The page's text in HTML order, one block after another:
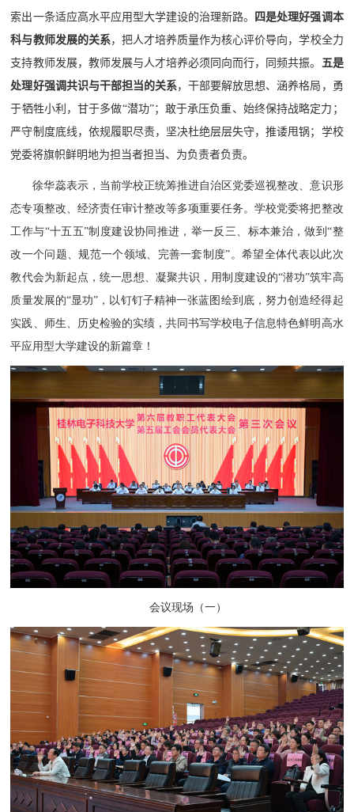
索出一条适应高水平应用型大学建设的治理新路。
四是处理好强调本
科与教师发展的关系，把人才培养质量作为核心评价导向，学校全力
支持教师发展， 教师发展与人才培养必须同向而行，同频共振。 五是
处理好强调共识与干部担当的关系，干部要解放思想、涵养格局，勇
于牺牲小利，甘于多做“潜功”；敢于承压负重、始终保持战略定力；
严守制度底线，依规履职尽责，坚决杜绝层层失守，推诿甩锅；学校
党委将旗帜鲜明地为担当者担当、为负责者负责。
徐华蕊表示，当前学校正统筹推进自治区党委巡视整改、意识形
态专项整改、经济责任审计整改等多项重要任务。学校党委将把整改
工作与“十五五”制度建设协同推进，举一反三、标本兼治，做到“整
改一个问题、规范一个领域、完善一套制度”。希望全体代表以此次
教代会为新起点，统一思想、凝聚共识，用制度建设的“潜功”筑牢高
质量发展的“显功”，以钉钉子精神一张蓝图绘到底，努力创造经得起
实践、师生、历史检验的实绩，共同书写学校电子信息特色鲜明高水
平应用型大学建设的新篇章！
会议现场（一）